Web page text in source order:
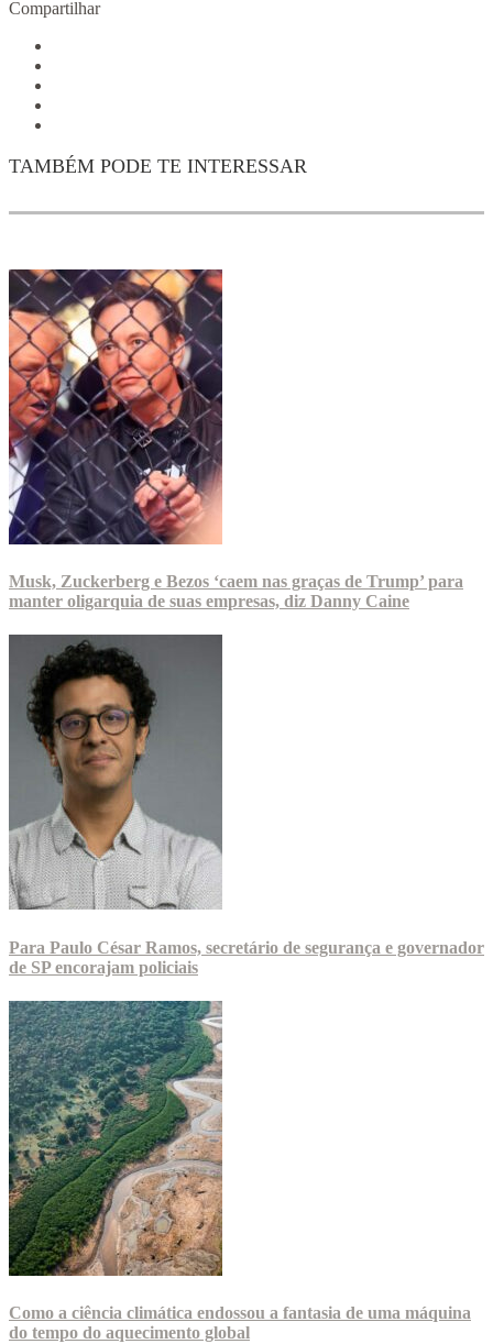
Compartilhar
TAMBÉM PODE TE INTERESSAR
Musk, Zuckerberg e Bezos ‘caem nas graças de Trump’ para
manter oligarquia de suas empresas, diz Danny Caine
Para Paulo César Ramos, secretário de segurança e governador
de SP encorajam policiais
Como a ciência climática endossou a fantasia de uma máquina
do tempo do aquecimento global